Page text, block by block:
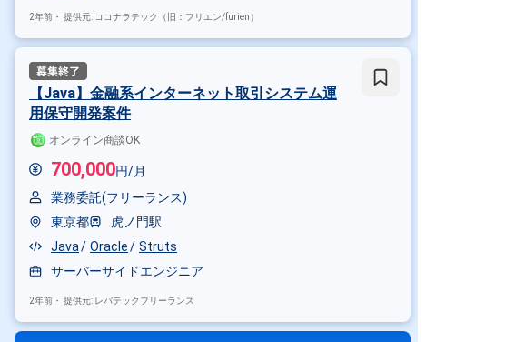
2年前・ 提供元: ココナラテック（旧：フリエン/furien）
【Java】金融系インターネット取引システム運
用保守開発案件
オンライン商談OK
700,000円/月
業務委託(フリーランス)
東京都
虎ノ門駅
Java
Oracle
Struts
サーバーサイドエンジニア
2年前・ 提供元: レバテックフリーランス